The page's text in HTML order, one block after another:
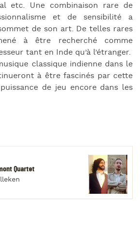
etc. Une combinaison rare de
et de sensibilité a
de son art. De telles rares
à être recherché comme
tant en Inde qu’à l’étranger.
classique indienne dans le
à être fascinés par cette
de jeu encore dans les
Quartet